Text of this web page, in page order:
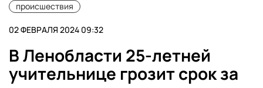
происшествия
02 ФЕВРАЛЯ 2024 09:32
В Ленобласти 25-летней
учительнице грозит срок за